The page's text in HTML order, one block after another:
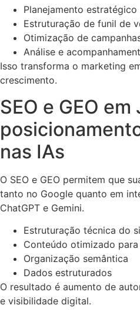
Planejamento
Estruturação de funil de
Otimização de
Análise e
Isso transforma o marketing
crescimento.
SEO e GEO
nas IAs
O SEO e GEO permitem que
tanto no Google quanto em
ChatGPT e Gemini.
Estruturação técnica do
Conteúdo otimizado para
Organização semântica
Dados estruturados
O resultado é aumento de
e visibilidade digital.